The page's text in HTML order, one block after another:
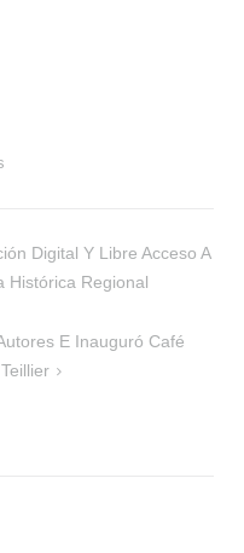
Digital Y Libre Acceso A
Histórica Regional
E Inauguró Café